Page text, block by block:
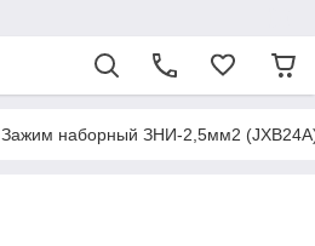
Зажим наборный ЗНИ-2,5мм2